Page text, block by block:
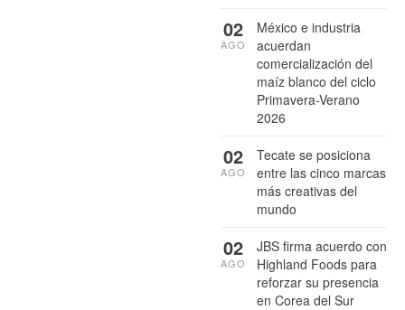
México e industria
acuerdan
comercialización del
maíz blanco del ciclo
Primavera-Verano
2026
02
AGO
Tecate se posiciona
entre las cinco marcas
más creativas del
mundo
02
AGO
JBS firma acuerdo con
Highland Foods para
reforzar su presencia
en Corea del Sur
02
AGO